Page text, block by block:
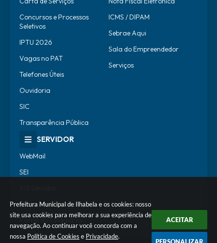
Prefeitura Municipal de Ilhabela e os cookies: nosso
site usa cookies para melhorar a sua experiência de
navegação. Ao continuar você concorda com a
nossa Política de Cookies e Privacidade.
ACEITAR
Concursos e Processos
Seletivos
IPTU 2026
Vagas no PAT
Telefones Úteis
Ouvidoria
SIC
Transparência Pública
ICMS / DIPAM
Sebrae Aqui
Sala do Empreendedor
Serviços
SERVIDOR
WebMail
SEI
Escola de Governo
Portal do Estagiário